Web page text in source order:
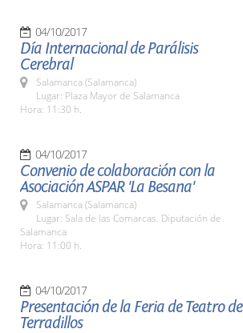
04/10/2017
Día Internacional de Parálisis
Cerebral
Salamanca (Salamanca)
Lugar: Plaza Mayor de Salamanca
Hora: 11:30 h.
04/10/2017
Convenio de colaboración con la
Asociación ASPAR 'La Besana'
Salamanca (Salamanca)
Lugar: Sala de las Comarcas. Diputación de
Salamanca
Hora: 11:00 h.
04/10/2017
Presentación de la Feria de Teatro de
Terradillos